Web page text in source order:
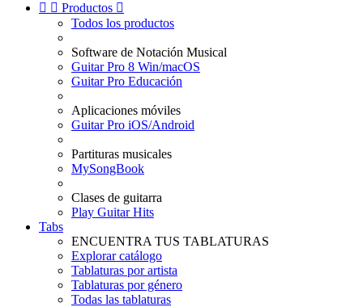
  Productos 
Todos los productos
Software de Notación Musical
Guitar Pro 8 Win/macOS
Guitar Pro Educación
Aplicaciones móviles
Guitar Pro iOS/Android
Partituras musicales
MySongBook
Clases de guitarra
Play Guitar Hits
Tabs
ENCUENTRA TUS TABLATURAS
Explorar catálogo
Tablaturas por artista
Tablaturas por género
Todas las tablaturas